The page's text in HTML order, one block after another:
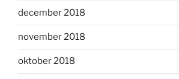
december 2018
november 2018
oktober 2018